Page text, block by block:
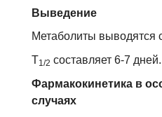
Выведение
Метаболиты выводятся
T1/2 составляет 6-7 дней.
Фармакокинетика в
случаях